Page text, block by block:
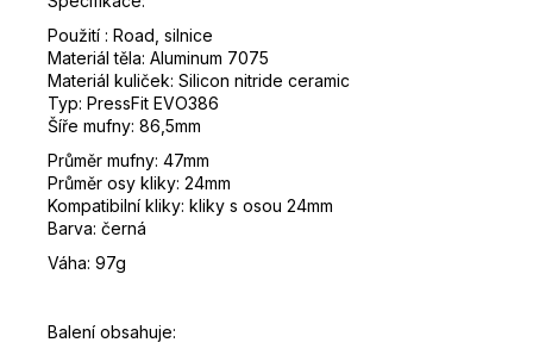
Použití : Road, silnice
Materiál těla: Aluminum 7075
Materiál kuliček: Silicon nitride ceramic
Typ: PressFit EVO386
Šíře mufny: 86,5mm
Průměr mufny: 47mm
Průměr osy kliky: 24mm
Kompatibilní kliky: kliky s osou 24mm
Barva: černá
Váha: 97g
Balení obsahuje: